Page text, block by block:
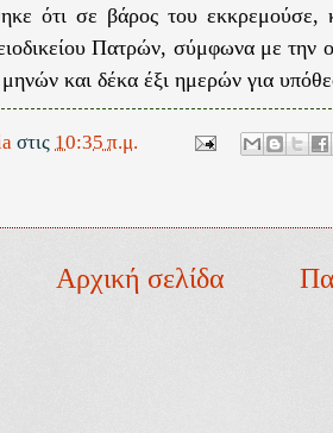
ότι σε βάρος του εκκρεμούσε,
Πατρών, σύμφωνα με την
και δέκα έξι ημερών για
στις 10:35 π.μ.
Αρχική σελίδα